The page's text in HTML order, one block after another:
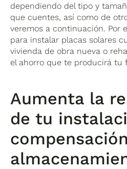
dependiendo del tipo y
que cuentes, así como de
veremos a continuación. Por
para instalar placas solares
vivienda de obra nueva o
el ahorro que te producirá tu
Aumenta la
de tu